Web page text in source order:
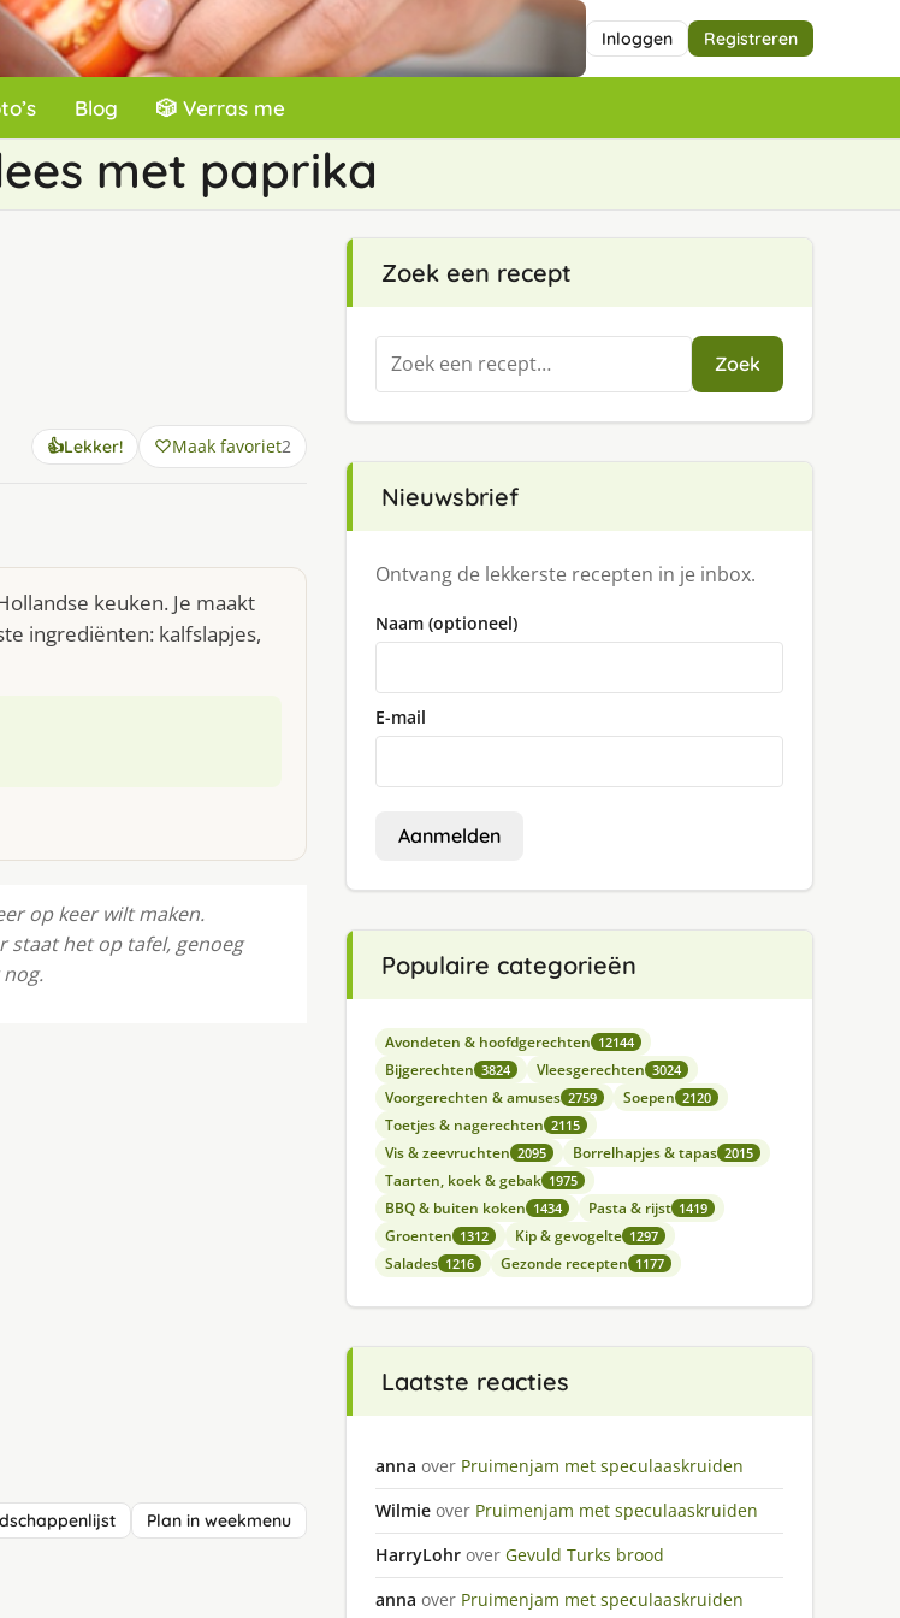
Inloggen Registreren
Blog 🎲 Verras me
met paprika
👍Lekker! Maak favoriet2
keuken. Je maakt
ingrediënten: kalfslapjes,
op keer wilt maken.
staat het op tafel, genoeg
Plan in weekmenu
Zoek een recept
Zoeken
naar:
Zoek
Nieuwsbrief
Ontvang de lekkerste recepten in je inbox.
Naam (optioneel)
E-mail
Aanmelden
Populaire categorieën
Avondeten & hoofdgerechten 12144
Bijgerechten 3824 Vleesgerechten 3024
Voorgerechten & amuses 2759 Soepen 2120
Toetjes & nagerechten 2115
Vis & zeevruchten 2095 Borrelhapjes & tapas 2015
Taarten, koek & gebak 1975
BBQ & buiten koken 1434 Pasta & rijst 1419
Groenten 1312 Kip & gevogelte 1297
Salades 1216 Gezonde recepten 1177
Laatste reacties
anna over Pruimenjam met speculaaskruiden
Wilmie over Pruimenjam met speculaaskruiden
HarryLohr over Gevuld Turks brood
anna over Pruimenjam met speculaaskruiden